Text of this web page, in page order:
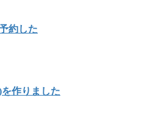
約した
作りました